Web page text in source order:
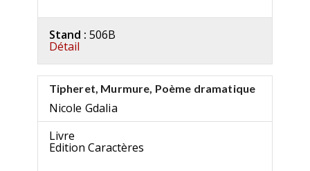
Stand : 506B
Détail
Tipheret, Murmure, Poème dramatique
Nicole Gdalia
Livre
Edition Caractères